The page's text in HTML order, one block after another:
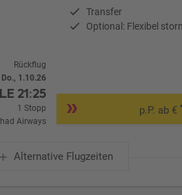
Transfer
Optional: Flexibel
Rückflug
Do., 1.10.26
21:25
1 Stopp
Airways
p.P. ab €
Alternative Flugzeiten